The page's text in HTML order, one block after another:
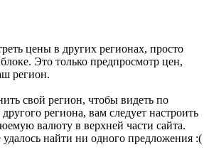
цены в других регионах, просто
Это только предпросмотр цен,
регион.
свой регион, чтобы видеть по
региона, вам следует настроить
валюту в верхней части сайта.
найти ни одного предложения :(